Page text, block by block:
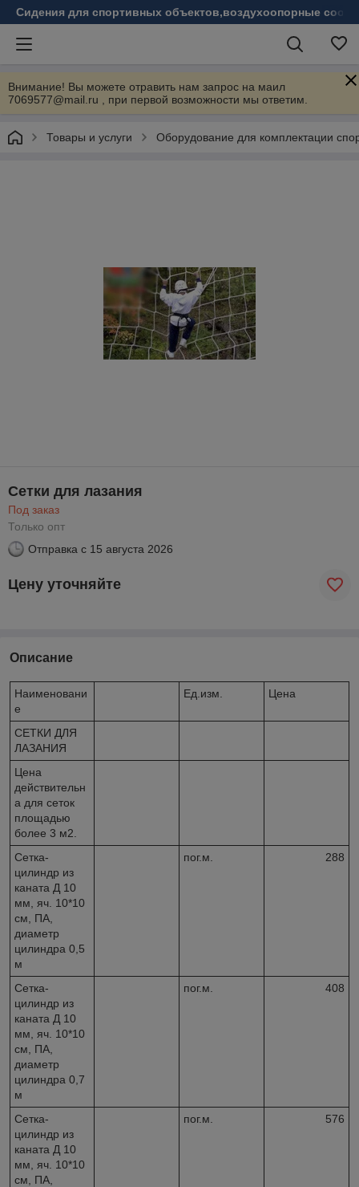
Сидения для спортивных объектов,воздухоопорные
Внимание! Вы можете отравить нам запрос на маил
7069577@mail.ru , при первой возможности мы ответим.
Товары и услуги Оборудование для комплектации
Сетки для лазания
Под заказ
Только опт
Отправка с 15 августа 2026
Цену уточняйте
Описание
Наименовани
е
Ед.изм. Цена
СЕТКИ ДЛЯ
ЛАЗАНИЯ
Цена
действительн
а для сеток
площадью
более 3 м2.
Сетка-
цилиндр из
каната Д 10
мм, яч. 10*10
см, ПА,
диаметр
цилиндра 0,5
м
пог.м. 288
Сетка-
цилиндр из
каната Д 10
мм, яч. 10*10
см, ПА,
диаметр
цилиндра 0,7
м
пог.м. 408
Сетка-
цилиндр из
каната Д 10
мм, яч. 10*10
см, ПА,
пог.м. 576